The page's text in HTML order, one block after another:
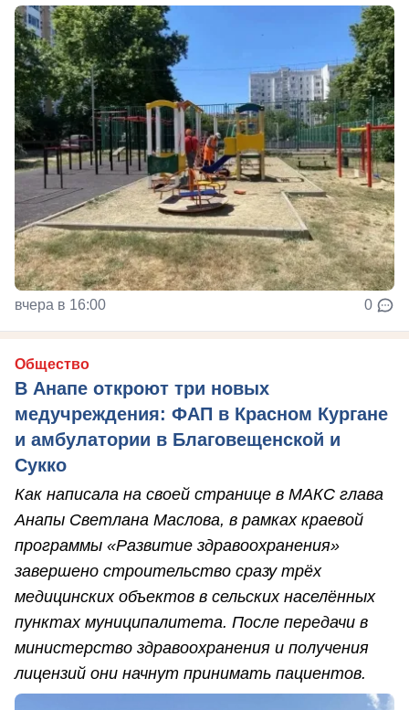
вчера в 16:00 0
Общество
В Анапе откроют три новых
медучреждения: ФАП в Красном Кургане
и амбулатории в Благовещенской и
Сукко
Как написала на своей странице в МАКС глава
Анапы Светлана Маслова, в рамках краевой
программы «Развитие здравоохранения»
завершено строительство сразу трёх
медицинских объектов в сельских населённых
пунктах муниципалитета. После передачи в
министерство здравоохранения и получения
лицензий они начнут принимать пациентов.